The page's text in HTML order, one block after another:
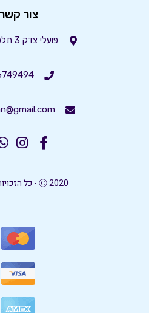
צור קשר
פועלי צדק 3 תלפיות ירושלים
Ⓒ 2020 - כל הזכויות שמורות